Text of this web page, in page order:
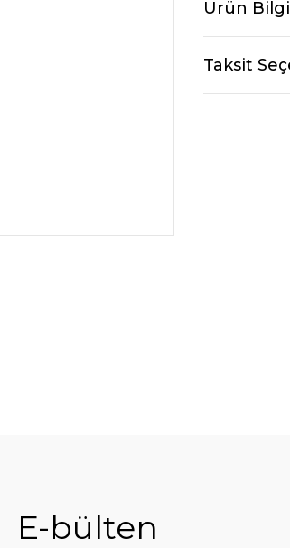
Ürün
Taksit
E-bülten